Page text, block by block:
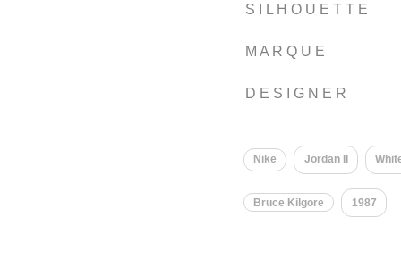
S I L H O U E T T E
M A R Q U E
D E S I G N E R
Nike Jordan II
Bruce Kilgore 1987